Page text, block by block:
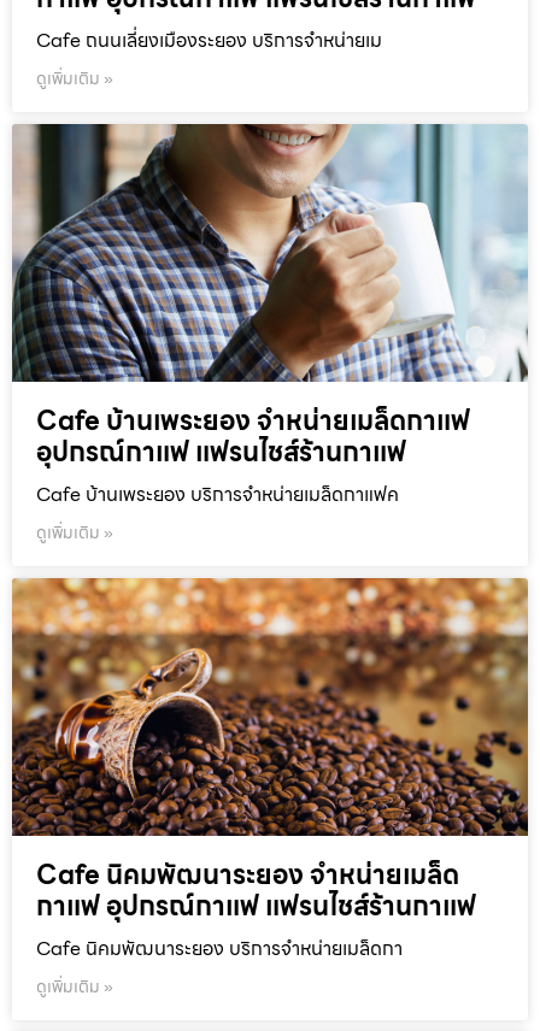
Cafe ถนนเลี่ยงเมืองระยอง บริการจำหน่ายเม
ดูเพิ่มเติม »
Cafe บ้านเพระยอง จำหน่ายเมล็ดกาแฟ
อุปกรณ์กาแฟ แฟรนไชส์ร้านกาแฟ
Cafe บ้านเพระยอง บริการจำหน่ายเมล็ดกาแฟค
ดูเพิ่มเติม »
Cafe นิคมพัฒนาระยอง จำหน่ายเมล็ด
กาแฟ อุปกรณ์กาแฟ แฟรนไชส์ร้านกาแฟ
Cafe นิคมพัฒนาระยอง บริการจำหน่ายเมล็ดกา
ดูเพิ่มเติม »